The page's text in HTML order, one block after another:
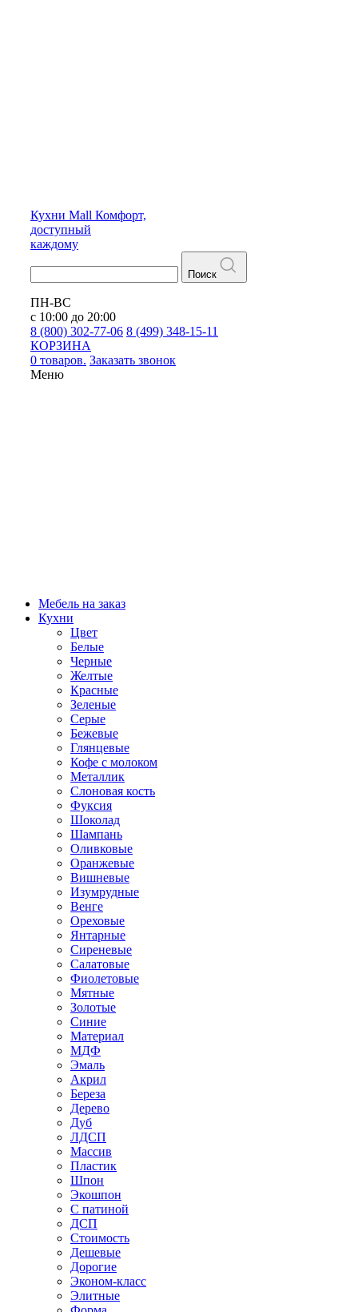
Кухни Mall Комфорт,
доступный
каждому
Поиск
ПН-ВС
с 10:00 до 20:00
8 (800) 302-77-06 8 (499) 348-15-11
КОРЗИНА
0 товаров. Заказать звонок
Меню
Мебель на заказ
Кухни
Цвет
Белые
Черные
Желтые
Красные
Зеленые
Серые
Бежевые
Глянцевые
Кофе с молоком
Металлик
Слоновая кость
Фуксия
Шоколад
Шампань
Оливковые
Оранжевые
Вишневые
Изумрудные
Венге
Ореховые
Янтарные
Сиреневые
Салатовые
Фиолетовые
Мятные
Золотые
Синие
Материал
МДФ
Эмаль
Акрил
Береза
Дерево
Дуб
ЛДСП
Массив
Пластик
Шпон
Экошпон
С патиной
ДСП
Стоимость
Дешевые
Дорогие
Эконом-класс
Элитные